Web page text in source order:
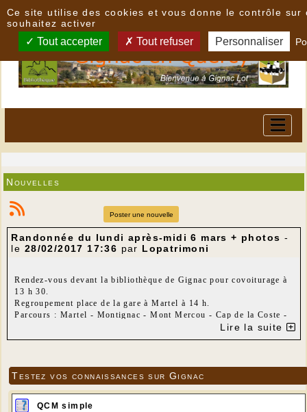
Nouvelles
Poster une nouvelle
Randonnée du lundi après-midi 6 mars + photos -
le 28/02/2017 17:36 par Lopatrimoni
Rendez-vous devant la bibliothèque de Gignac pour covoiturage à
13 h 30.
Regroupement place de la gare à Martel à 14 h.
Parcours : Martel - Montignac - Mont Mercou - Cap de la Coste -
Distance : 9 km
départ de Pech Mézel
Lire la suite
Testez vos connaissances sur Gignac
QCM simple
Ce site utilise des cookies et vous donne le contrôle sur
souhaitez activer
Tout accepter Tout refuser Personnaliser